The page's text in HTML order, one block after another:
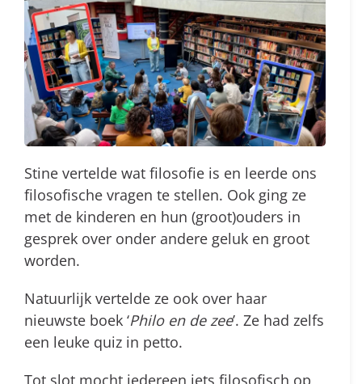
Stine vertelde wat filosofie is en leerde ons
filosofische vragen te stellen. Ook ging ze
met de kinderen en hun (groot)ouders in
gesprek over onder andere geluk en groot
worden.
Natuurlijk vertelde ze ook over haar
nieuwste boek ‘Philo en de zee’. Ze had zelfs
een leuke quiz in petto.
Tot slot mocht iedereen iets filosofisch op